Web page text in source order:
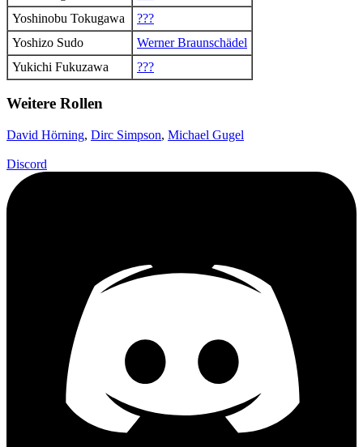
Yoshinobu Tokugawa
???
Yoshizo Sudo
Werner Braunschädel
Yukichi Fukuzawa
???
Weitere Rollen
David Hörning, Dirc Simpson, Michael Gugel
Discord